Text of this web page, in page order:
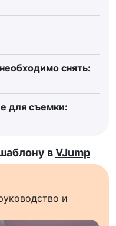
снять:
для съемки:
вVJump
и